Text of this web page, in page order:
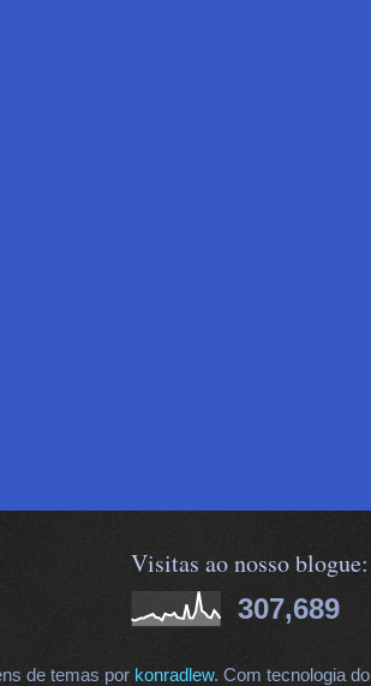
Visitas ao nosso blogue:
307,689
de temas por konradlew. Com tecnologia do